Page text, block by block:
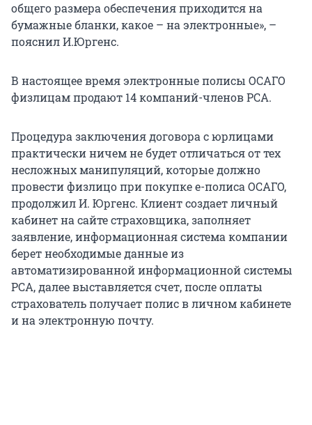
общего размера обеспечения приходится на
бумажные бланки, какое – на электронные», –
пояснил И.Юргенс.
В настоящее время электронные полисы ОСАГО
физлицам продают 14 компаний-членов РСА.
Процедура заключения договора с юрлицами
практически ничем не будет отличаться от тех
несложных манипуляций, которые должно
провести физлицо при покупке е-полиса ОСАГО,
продолжил И. Юргенс. Клиент создает личный
кабинет на сайте страховщика, заполняет
заявление, информационная система компании
берет необходимые данные из
автоматизированной информационной системы
РСА, далее выставляется счет, после оплаты
страхователь получает полис в личном кабинете
и на электронную почту.